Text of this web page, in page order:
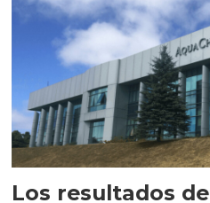
Los resultados